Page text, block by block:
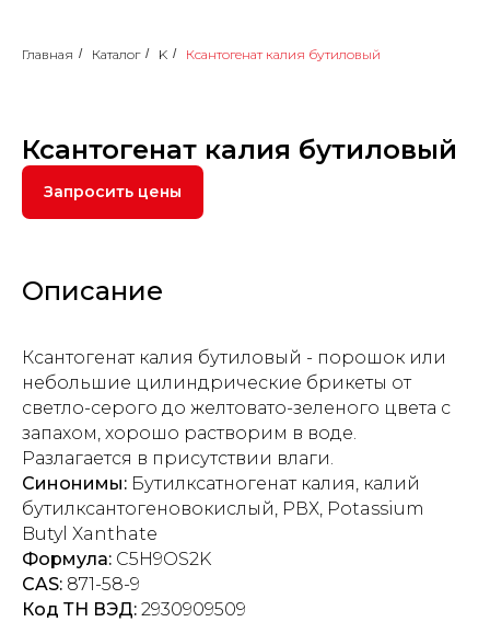
Главная / Каталог / K / Ксантогенат калия бутиловый
Ксантогенат калия бутиловый
Запросить цены
Описание
Ксантогенат калия бутиловый - порошок или
небольшие цилиндрические брикеты от
светло-серого до желтовато-зеленого цвета с
запахом, хорошо растворим в воде.
Разлагается в присутствии влаги.
Синонимы: Бутилксатногенат калия, калий
бутилксантогеновокислый, РВХ, Potassium
Butyl Xanthate
Формула: C5H9OS2K
CAS: 871-58-9
Код ТН ВЭД: 2930909509